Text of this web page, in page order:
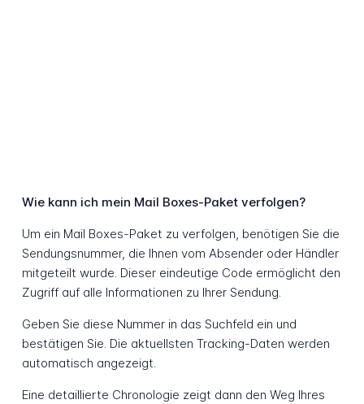
Wie kann ich mein Mail Boxes-Paket verfolgen?
Um ein Mail Boxes-Paket zu verfolgen, benötigen Sie die
Sendungsnummer, die Ihnen vom Absender oder Händler
mitgeteilt wurde. Dieser eindeutige Code ermöglicht den
Zugriff auf alle Informationen zu Ihrer Sendung.
Geben Sie diese Nummer in das Suchfeld ein und
bestätigen Sie. Die aktuellsten Tracking-Daten werden
automatisch angezeigt.
Eine detaillierte Chronologie zeigt dann den Weg Ihres